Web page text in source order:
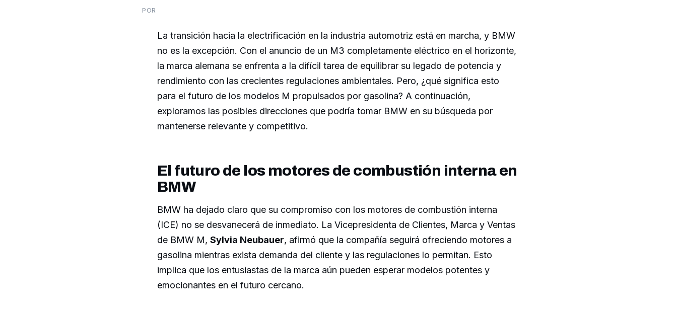
POR
La transición hacia la electrificación en la industria automotriz está en marcha, y BMW
no es la excepción. Con el anuncio de un M3 completamente eléctrico en el horizonte,
la marca alemana se enfrenta a la difícil tarea de equilibrar su legado de potencia y
rendimiento con las crecientes regulaciones ambientales. Pero, ¿qué significa esto
para el futuro de los modelos M propulsados por gasolina? A continuación,
exploramos las posibles direcciones que podría tomar BMW en su búsqueda por
mantenerse relevante y competitivo.
El futuro de los motores de combustión interna en
BMW
BMW ha dejado claro que su compromiso con los motores de combustión interna
(ICE) no se desvanecerá de inmediato. La Vicepresidenta de Clientes, Marca y Ventas
de BMW M, Sylvia Neubauer, afirmó que la compañía seguirá ofreciendo motores a
gasolina mientras exista demanda del cliente y las regulaciones lo permitan. Esto
implica que los entusiastas de la marca aún pueden esperar modelos potentes y
emocionantes en el futuro cercano.